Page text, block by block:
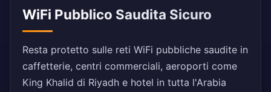
WiFi Pubblico Saudita Sicuro
Resta protetto sulle reti WiFi pubbliche saudite in
caffetterie, centri commerciali, aeroporti come
King Khalid di Riyadh e hotel in tutta l'Arabia